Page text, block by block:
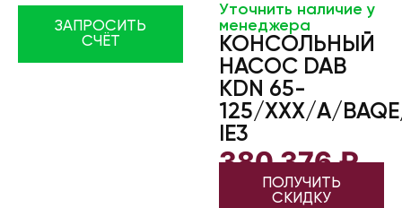
ЗАПРОСИТЬ
СЧЁТ
Уточнить наличие у
менеджера
КОНСОЛЬНЫЙ
НАСОС DAB
KDN 65-
125/XXX/A/
IE3
380 376₽
ПОЛУЧИТЬ
СКИДКУ